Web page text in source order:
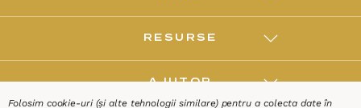
RESURSE
AJUTOR
Folosim cookie-uri (și alte tehnologii similare) pentru a colecta date în